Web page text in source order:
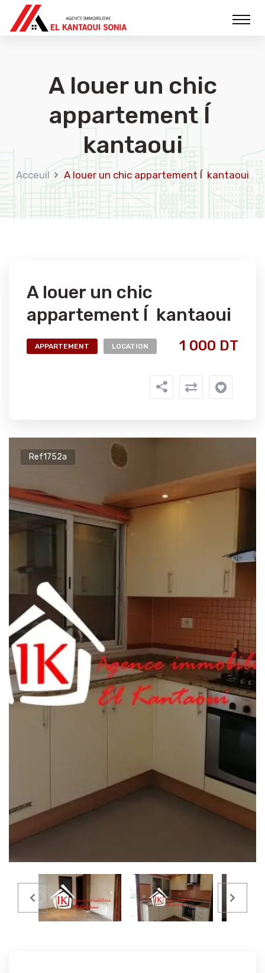
A louer un chic
appartement Í
kantaoui
Acceuil A louer un chic appartement Í kantaoui
A louer un chic
appartement Í kantaoui
APPARTEMENT LOCATION 1 000 DT
Ref1752a